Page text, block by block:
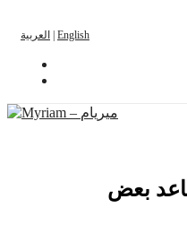
العربية English
بعض